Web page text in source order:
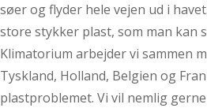
søer og flyder hele vejen ud i
store stykker plast, som man kan
Klimatorium arbejder vi sammen
Tyskland, Holland, Belgien og
plastproblemet. Vi vil nemlig